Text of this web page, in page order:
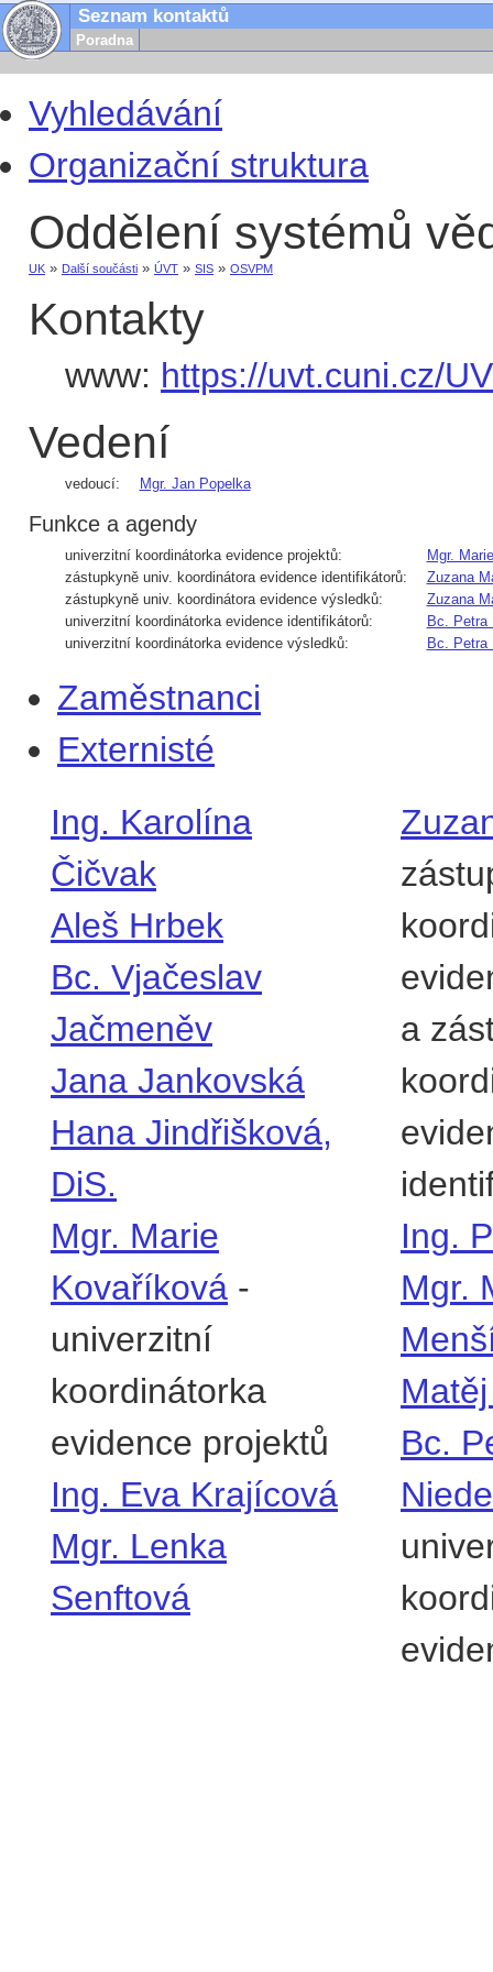
Seznam kontaktů
Poradna
Vyhledávání
Organizační struktura
Oddělení systémů
UK » Další součásti » ÚVT » SIS » OSVPM
Kontakty
www: https://uvt.cuni.cz/
Vedení
vedoucí: Mgr. Jan Popelka
Funkce a agendy
univerzitní koordinátorka evidence projektů:
Mgr.
zástupkyně univ. koordinátora evidence identifikátorů:
Zuzana
zástupkyně univ. koordinátora evidence výsledků:
Zuzana
univerzitní koordinátorka evidence identifikátorů:
Bc. Petra
univerzitní koordinátorka evidence výsledků:
Bc. Petra
Zaměstnanci
Externisté
Ing. Karolína
Čičvak
Aleš Hrbek
Bc. Vjačeslav
Jačmeněv
Jana Jankovská
Hana Jindřišková,
DiS.
Mgr. Marie
Kovaříková -
univerzitní
koordinátorka
evidence projektů
Ing. Eva Krajícová
Mgr. Lenka
Senftová
a
Ing.
Mgr.
Bc.